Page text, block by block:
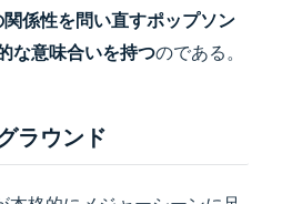
係性を問い直すポップソン
な意味合いを持つのである。
ラウンド